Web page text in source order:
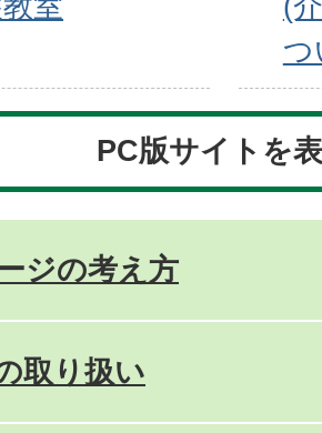
つ
PC版サイトを
ジの考え方
取り扱い